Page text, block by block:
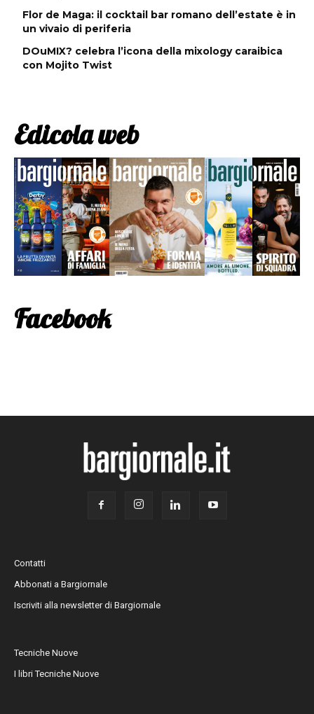
Flor de Maga: il cocktail bar romano dell’estate è in
un vivaio di periferia
DOuMIX? celebra l’icona della mixology caraibica
con Mojito Twist
Edicola web
Facebook
Contatti
Abbonati a Bargiornale
Iscriviti alla newsletter di Bargiornale
Tecniche Nuove
I libri Tecniche Nuove